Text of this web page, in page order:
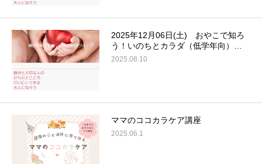
2025年12月06日(土) おやこで知ろ
う！いのちとカラダ（低学年向）…
2025.08.10
ママのココカラケア講座
2025.06.1